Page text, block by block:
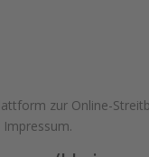
zur Online-